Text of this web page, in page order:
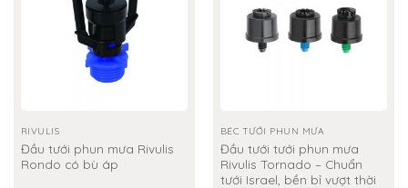
RIVULIS
Đầu tưới phun mưa Rivulis
Rondo có bù áp
BÉC TƯỚI PHUN MƯA
Đầu tưới tưới phun mưa
Rivulis Tornado – Chuẩn
tưới Israel, bền bỉ vượt thời